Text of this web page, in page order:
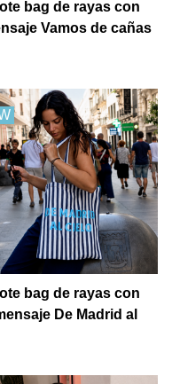
bag de rayas con
Vamos de cañas
bag de rayas con
De Madrid al